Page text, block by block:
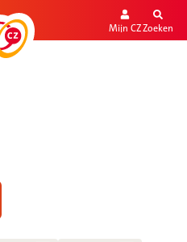
Mijn CZZoeken